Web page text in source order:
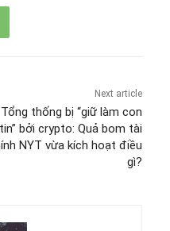
Next article
Tổng thống bị “giữ làm con
tin” bởi crypto: Quả bom tài
NYT vừa kích hoạt điều
gì?